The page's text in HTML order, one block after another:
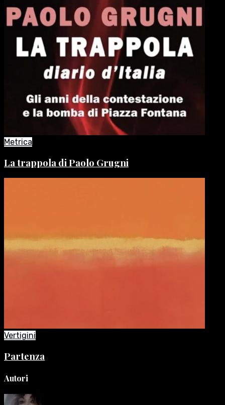
Metrica
La trappola di Paolo Grugni
Vertigini
Partenza
Autori